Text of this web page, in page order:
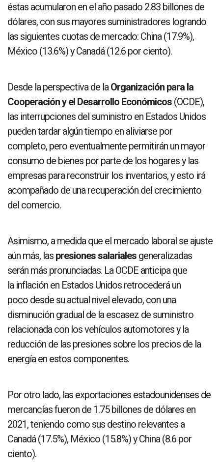
éstas acumularon en el año pasado 2.83 billones de
dólares, con sus mayores suministradores logrando
las siguientes cuotas de mercado: China (17.9%),
México (13.6%) y Canadá (12.6 por ciento).
Desde la perspectiva de la Organización para la
Cooperación y el Desarrollo Económicos (OCDE),
las interrupciones del suministro en Estados Unidos
pueden tardar algún tiempo en aliviarse por
completo, pero eventualmente permitirán un mayor
consumo de bienes por parte de los hogares y las
empresas para reconstruir los inventarios, y esto irá
acompañado de una recuperación del crecimiento
del comercio.
Asimismo, a medida que el mercado laboral se ajuste
aún más, las presiones salariales generalizadas
serán más pronunciadas. La OCDE anticipa que
la inflación en Estados Unidos retrocederá un
poco desde su actual nivel elevado, con una
disminución gradual de la escasez de suministro
relacionada con los vehículos automotores y la
reducción de las presiones sobre los precios de la
energía en estos componentes.
Por otro lado, las exportaciones estadounidenses de
mercancías fueron de 1.75 billones de dólares en
2021, teniendo como sus destino relevantes a
Canadá (17.5%), México (15.8%) y China (8.6 por
ciento).